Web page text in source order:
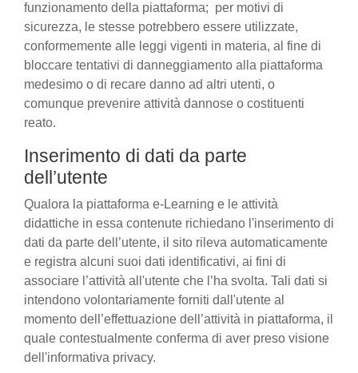
funzionamento della piattaforma; per motivi di
sicurezza, le stesse potrebbero essere utilizzate,
conformemente alle leggi vigenti in materia, al fine di
bloccare tentativi di danneggiamento alla piattaforma
medesimo o di recare danno ad altri utenti, o
comunque prevenire attività dannose o costituenti
reato.
Inserimento di dati da parte
dell’utente
Qualora la piattaforma e-Learning e le attività
didattiche in essa contenute richiedano l'inserimento di
dati da parte dell’utente, il sito rileva automaticamente
e registra alcuni suoi dati identificativi, ai fini di
associare l’attività all'utente che l’ha svolta. Tali dati si
intendono volontariamente forniti dall'utente al
momento dell’effettuazione dell’attività in piattaforma, il
quale contestualmente conferma di aver preso visione
dell'informativa privacy.